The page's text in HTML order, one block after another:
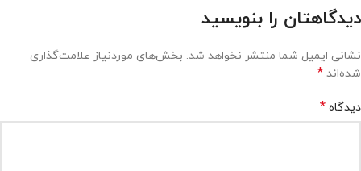
دیدگاهتان را بنویسید
نشانی ایمیل شما منتشر نخواهد شد. بخش‌های موردنیاز علامت‌گذاری
شده‌اند *
دیدگاه *